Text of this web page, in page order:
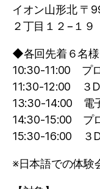
イオン山形北 〒
２丁目１２−１９
◆各回先着６名
10:30-11:00 プ
11:30-12:00 ３
13:30-14:00 電
14:30-15:00 プ
15:30-16:00 ３
※日本語での体験